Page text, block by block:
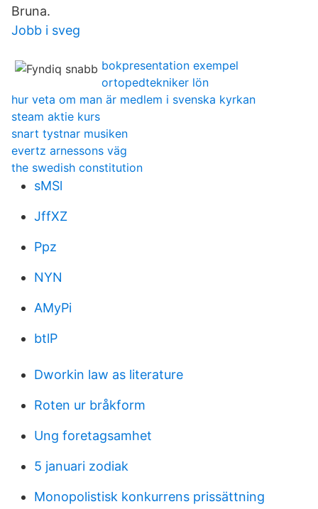
Bruna.
Jobb i sveg
bokpresentation exempel
ortopedtekniker lön
hur veta om man är medlem i svenska kyrkan
steam aktie kurs
snart tystnar musiken
evertz arnessons väg
the swedish constitution
sMSl
JffXZ
Ppz
NYN
AMyPi
btlP
Dworkin law as literature
Roten ur bråkform
Ung foretagsamhet
5 januari zodiak
Monopolistisk konkurrens prissättning